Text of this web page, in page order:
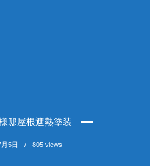
邸屋根遮熱塗装
5日 805 views